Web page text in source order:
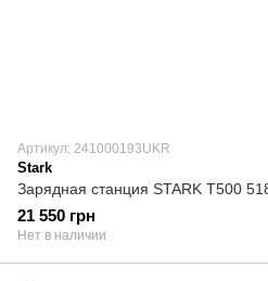
Артикул: 241000193UKR
Stark
Зарядная станция STARK T500
21 550 грн
Нет в наличии